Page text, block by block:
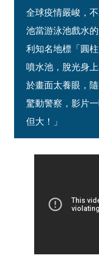
全球疫情嚴峻，
池當游泳池戲水
利知名地標「圓
噴水池，脫光身
於畫面太養眼，
驚動警察，影片
但大！」